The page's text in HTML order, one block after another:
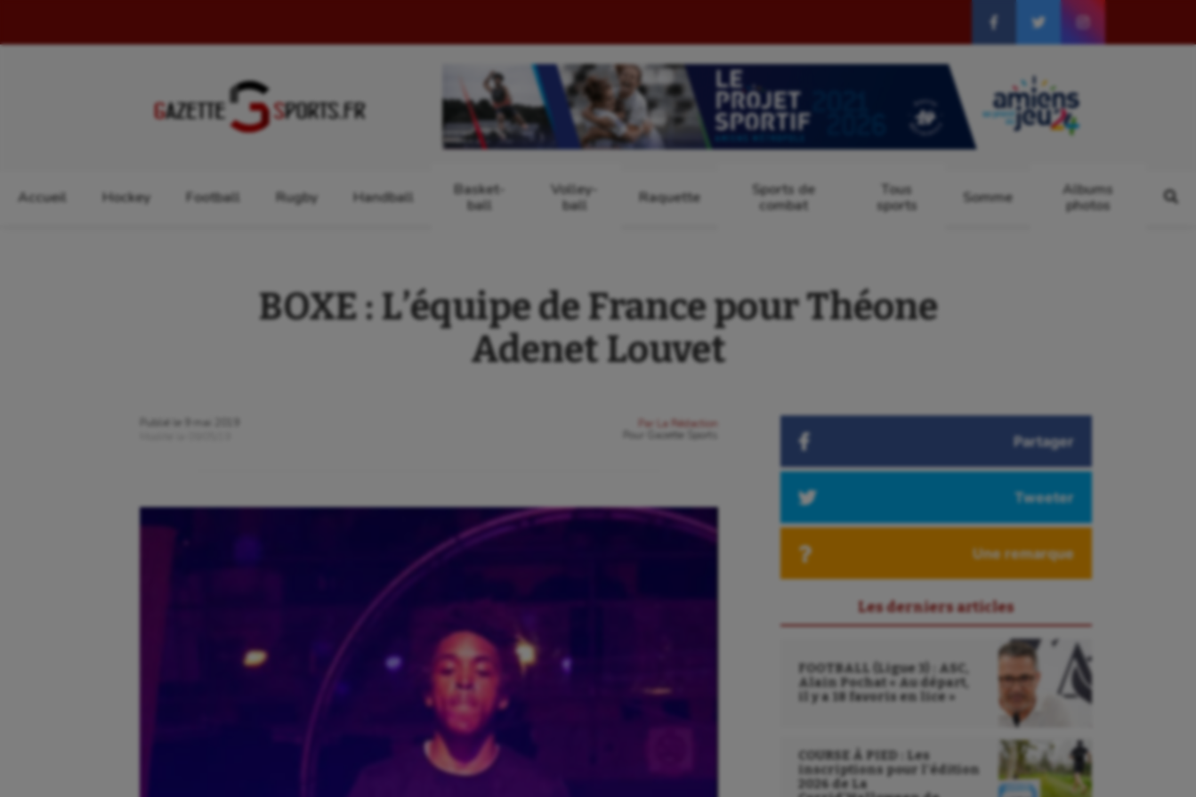
Accueil Hockey Football Rugby Handball
Basket-
ball
Volley-
ball
Raquette
Sports de
combat
Tous
sports
Somme
Albums
photos
BOXE : L’équipe de France pour Théone
Adenet Louvet
Publié le
9 mai 2019
Par
La Rédaction
Gazette Sports Partager
Tweeter
Une remarque
Les derniers articles
FOOTBALL (Ligue 3) : ASC,
Alain Pochat « Au départ,
il y a 18 favoris en lice »
COURSE À PIED : Les
inscriptions pour l’édition
2026 de La